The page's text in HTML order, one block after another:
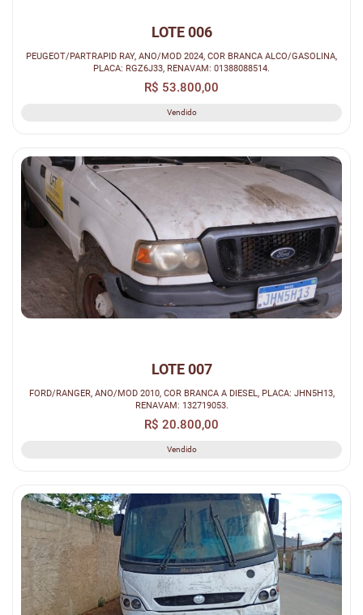
LOTE 006
PEUGEOT/PARTRAPID RAY, ANO/MOD 2024, COR BRANCA ALCO/GASOLINA,
PLACA: RGZ6J33, RENAVAM: 01388088514.
R$ 53.800,00
Vendido
LOTE 007
FORD/RANGER, ANO/MOD 2010, COR BRANCA A DIESEL, PLACA: JHN5H13,
RENAVAM: 132719053.
R$ 20.800,00
Vendido